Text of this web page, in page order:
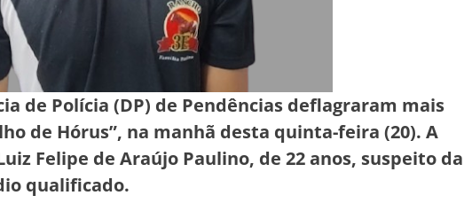
de Polícia (DP) de Pendências deflagraram mais
de Hórus”, na manhã desta quinta-feira (20). A
Felipe de Araújo Paulino, de 22 anos, suspeito da
qualificado.